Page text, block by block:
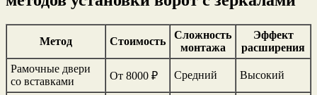
Метод Стоимость
Сложность
монтажа
Эффект
расширения
Рамочные двери
со вставками
От 8000 ₽ Средний Высокий